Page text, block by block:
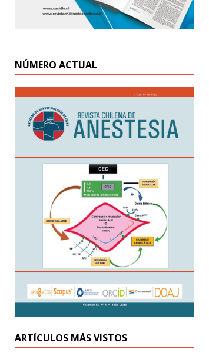
NÚMERO ACTUAL
ARTÍCULOS MÁS VISTOS